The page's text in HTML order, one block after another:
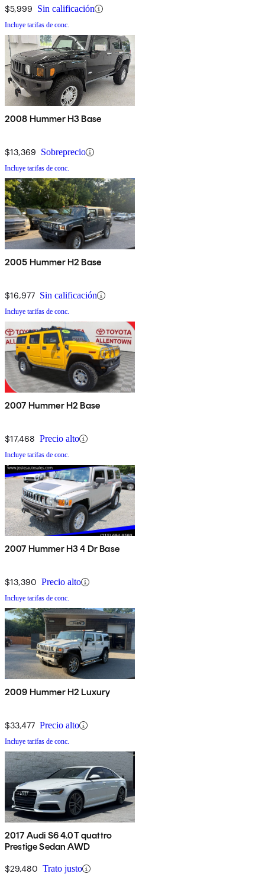
$5,999 Sin calificación
Incluye tarifas de conc.
2008 Hummer H3 Base
$13,369 Sobreprecio
Incluye tarifas de conc.
2005 Hummer H2 Base
$16,977 Sin calificación
Incluye tarifas de conc.
2007 Hummer H2 Base
$17,468 Precio alto
Incluye tarifas de conc.
2007 Hummer H3 4 Dr Base
$13,390 Precio alto
Incluye tarifas de conc.
2009 Hummer H2 Luxury
$33,477 Precio alto
Incluye tarifas de conc.
2017 Audi S6 4.0T quattro
Prestige Sedan AWD
$29,480 Trato justo